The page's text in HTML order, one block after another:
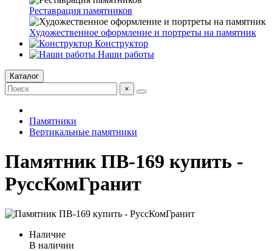
Реставрация памятников
Художественное оформление и портреты на памятник
Конструктор
Наши работы
Каталог
×
Памятники
Вертикальные памятники
Памятник ПВ-169 купить -
РуссКомГранит
Наличие
В наличии